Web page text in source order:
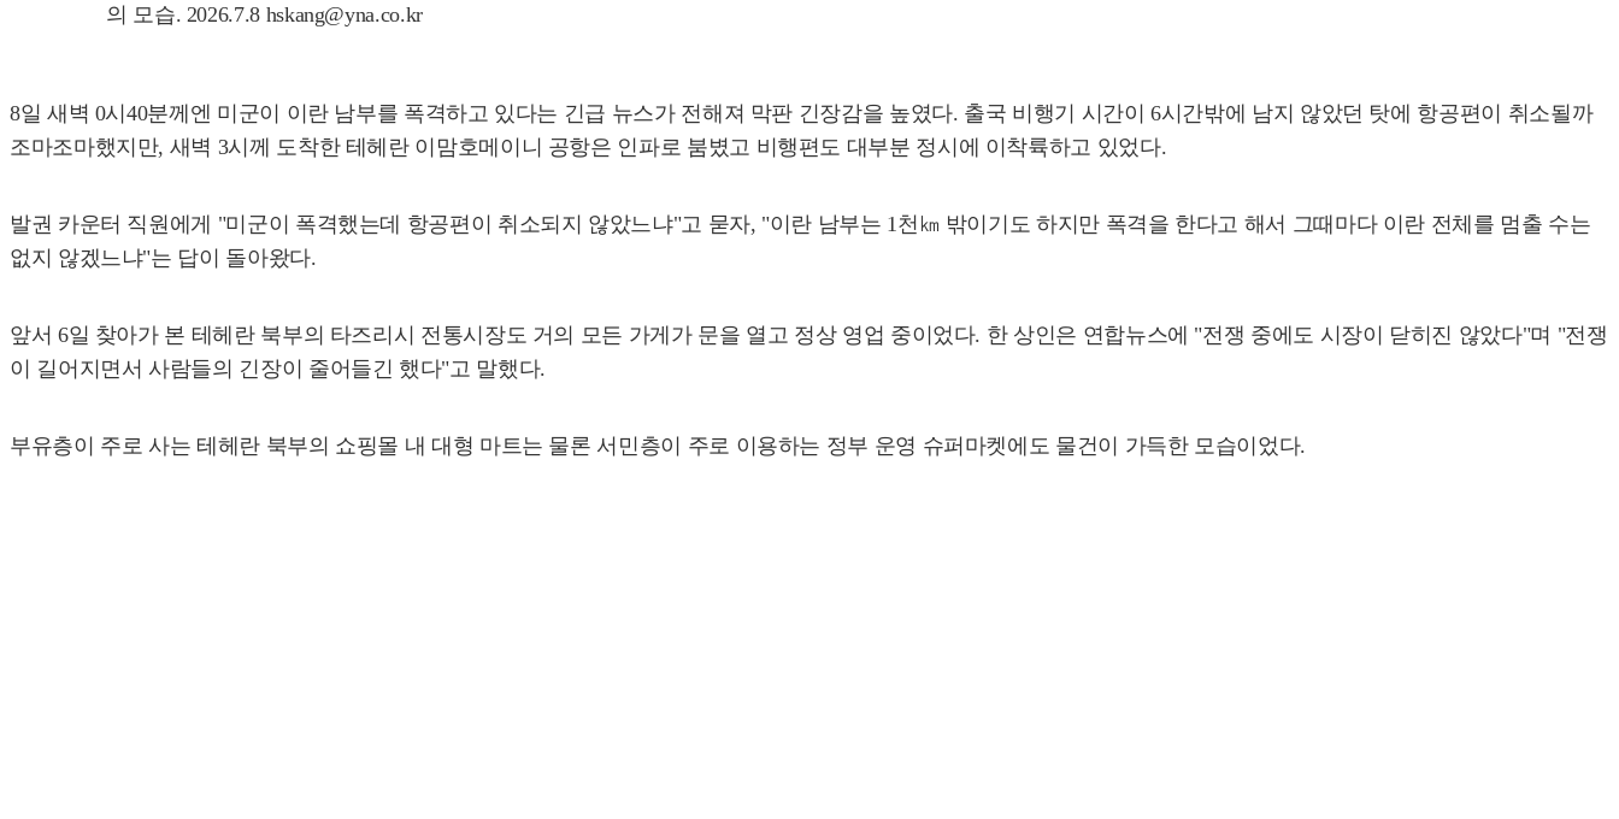
의 모습. 2026.7.8 hskang@yna.co.kr
8일 새벽 0시40분께엔 미군이 이란 남부를 폭격하고 있다는 긴급 뉴스가 전해져 막판 긴장감을 높였다. 출국 비행기 시간이 6시간밖에 남지 않았던 탓에 항공편이 취소될까
조마조마했지만, 새벽 3시께 도착한 테헤란 이맘호메이니 공항은 인파로 붐볐고 비행편도 대부분 정시에 이착륙하고 있었다.
발권 카운터 직원에게 "미군이 폭격했는데 항공편이 취소되지 않았느냐"고 묻자, "이란 남부는 1천㎞ 밖이기도 하지만 폭격을 한다고 해서 그때마다 이란 전체를 멈출 수는
없지 않겠느냐"는 답이 돌아왔다.
앞서 6일 찾아가 본 테헤란 북부의 타즈리시 전통시장도 거의 모든 가게가 문을 열고 정상 영업 중이었다. 한 상인은 연합뉴스에 "전쟁 중에도 시장이 닫히진 않았다"며 "전쟁
이 길어지면서 사람들의 긴장이 줄어들긴 했다"고 말했다.
부유층이 주로 사는 테헤란 북부의 쇼핑몰 내 대형 마트는 물론 서민층이 주로 이용하는 정부 운영 슈퍼마켓에도 물건이 가득한 모습이었다.